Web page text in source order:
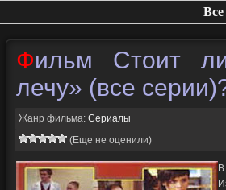
Фильм Стоит ли смотреть сериал «Я
лечу» (все
Жанр фильма: Сериалы
(Еще не оценили)